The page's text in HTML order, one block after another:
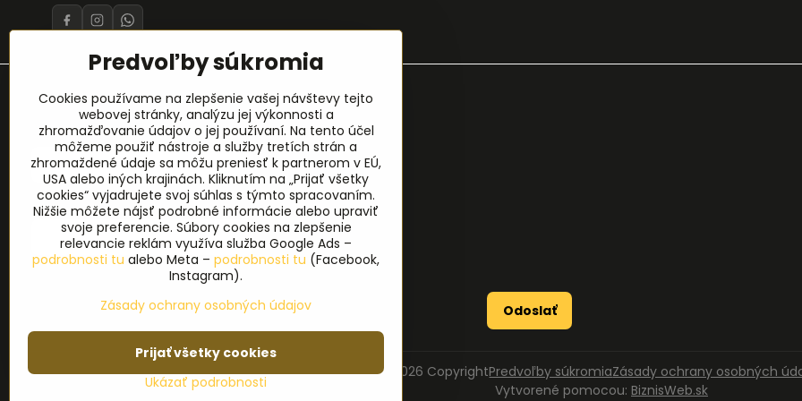
Prihlásenie na odber noviniek
Meno*
E-mail*
Odoslať
© 2026 CopyrightPredvoľby súkromiaZásady ochrany osobných
Vytvorené pomocou: BiznisWeb.sk
Predvoľby súkromia
Cookies používame na zlepšenie vašej návštevy tejto
webovej stránky, analýzu jej výkonnosti a
zhromažďovanie údajov o jej používaní. Na tento účel
môžeme použiť nástroje a služby tretích strán a
zhromaždené údaje sa môžu preniesť k partnerom v EÚ,
USA alebo iných krajinách. Kliknutím na „Prijať všetky
cookies“ vyjadrujete svoj súhlas s týmto spracovaním.
Nižšie môžete nájsť podrobné informácie alebo upraviť
svoje preferencie. Súbory cookies na zlepšenie
relevancie reklám využíva služba Google Ads –
podrobnosti tu alebo Meta – podrobnosti tu (Facebook,
Instagram).
Zásady ochrany osobných údajov
Ukázať podrobnosti
Prijať všetky cookies